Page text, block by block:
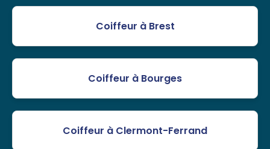
Coiffeur à Brest
Coiffeur à Bourges
Coiffeur à Clermont-Ferrand